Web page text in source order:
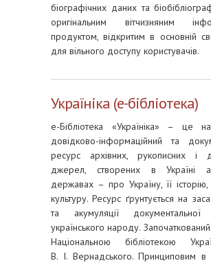
біографічних даних та
оригінальним вітчизняним
продуктом, відкритим в основній
для вільного доступу користувачів.
Україніка (е-бібліотека)
е-Бібліотека «Україніка» – це
довідково-інформаційний та
ресурс архівних, рукописних і
джерел, створених в Україні
державах – про Україну, її історію,
культуру. Ресурс ґрунтується на
та акумуляції документальної
українського народу.
Національною бібліотекою
В. І. Вернадського. Принциповим в